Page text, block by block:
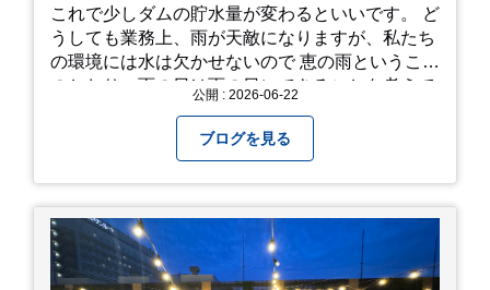
これで少しダムの貯水量が変わるといいです。 ど
うしても業務上、雨が天敵になりますが、私たち
の環境には水は欠かせないので 恵の雨というこば
のとおり、雨の日は雨の日にできることを考えて
になってしまいましたが、お家には代々10年以上
続く ヒメダカがいますが、そのメダカの池にはト
ンボが卵を産んで、ヤゴがいたり、変な虫が いた
りします。ヤゴはメダカを食べてしまうのでほん
とは別にしたいのですが、トンボに かえるところ
が見たくて飼ってみました。 が、途中までかえり
そうでしたが、だめなようでした。 秋にはたくさ
公開 : 2026-06-22
ブログを見る